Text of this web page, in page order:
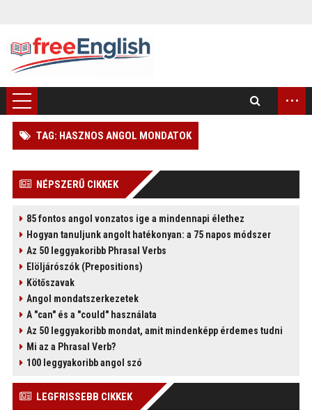
...
TAG: HASZNOS ANGOL MONDATOK
NÉPSZERŰ CIKKEK
85 fontos angol vonzatos ige a mindennapi élethez
Hogyan tanuljunk angolt hatékonyan: a 75 napos módszer
Az 50 leggyakoribb Phrasal Verbs
Elöljárószók (Prepositions)
Kötőszavak
Angol mondatszerkezetek
A "can" és a "could" használata
Az 50 leggyakoribb mondat, amit mindenképp érdemes tudni
Mi az a Phrasal Verb?
100 leggyakoribb angol szó
LEGFRISSEBB CIKKEK